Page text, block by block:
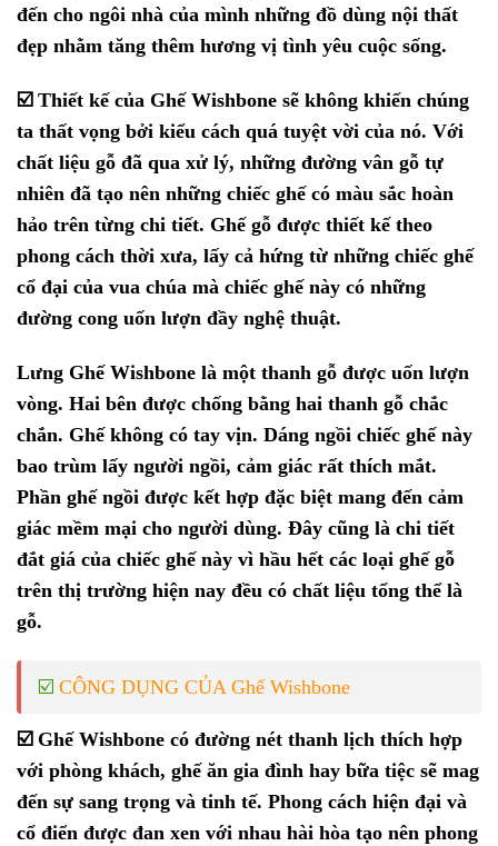
đến cho ngôi nhà của mình những đồ dùng nội thất
đẹp nhằm tăng thêm hương vị tình yêu cuộc sống.
☑️ Thiết kế của Ghế Wishbone sẽ không khiến chúng
ta thất vọng bởi kiểu cách quá tuyệt vời của nó. Với
chất liệu gỗ đã qua xử lý, những đường vân gỗ tự
nhiên đã tạo nên những chiếc ghế có màu sắc hoàn
hảo trên từng chi tiết. Ghế gỗ được thiết kế theo
phong cách thời xưa, lấy cả hứng từ những chiếc ghế
cổ đại của vua chúa mà chiếc ghế này có những
đường cong uốn lượn đầy nghệ thuật.
Lưng Ghế Wishbone là một thanh gỗ được uốn lượn
vòng. Hai bên được chống bằng hai thanh gỗ chắc
chắn. Ghế không có tay vịn. Dáng ngồi chiếc ghế này
bao trùm lấy người ngồi, cảm giác rất thích mắt.
Phần ghế ngồi được kết hợp đặc biệt mang đến cảm
giác mềm mại cho người dùng. Đây cũng là chi tiết
đắt giá của chiếc ghế này vì hầu hết các loại ghế gỗ
trên thị trường hiện nay đều có chất liệu tổng thể là
gỗ.
☑️ CÔNG DỤNG CỦA Ghế Wishbone
☑️ Ghế Wishbone có đường nét thanh lịch thích hợp
với phòng khách, ghế ăn gia đình hay bữa tiệc sẽ mag
đến sự sang trọng và tinh tế. Phong cách hiện đại và
cổ điển được đan xen với nhau hài hòa tạo nên phong